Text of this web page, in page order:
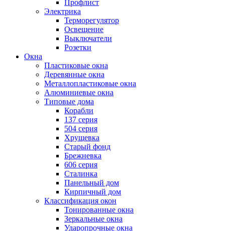
Профлист
Электрика
Терморегулятор
Освещение
Выключатели
Розетки
Окна
Пластиковые окна
Деревянные окна
Металлопластиковые окна
Алюминиевые окна
Типовые дома
Корабли
137 серия
504 серия
Хрущевка
Старый фонд
Брежневка
606 серия
Сталинка
Панельный дом
Кирпичный дом
Классификация окон
Тонированные окна
Зеркальные окна
Ударопрочные окна